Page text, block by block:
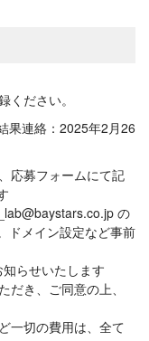
ださい。
果連絡：2025年2月26
応募フォームにて記
の
ドメイン設定など事前
らせいたします
き、ご同意の上、
一切の費用は、全て